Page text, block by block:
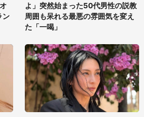
ン
よ」突然始まった50代男性の説教
周囲も呆れる最悪の雰囲気を変え
た「一喝」